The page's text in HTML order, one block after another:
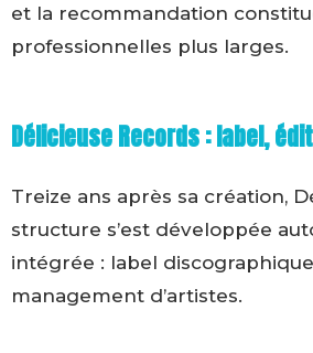
et la recommandation
professionnelles plus larges.
Délicieuse Records : label,
Treize ans après sa création,
structure s’est développée
intégrée : label
management d’artistes.